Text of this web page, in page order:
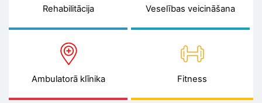
Rehabilitācija Veselības veicināšana
Ambulatorā klīnika Fitness